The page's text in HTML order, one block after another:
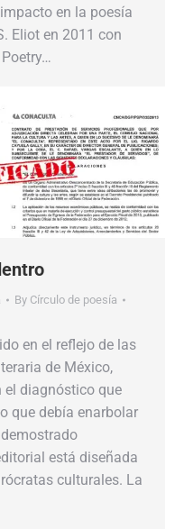
en la poesía
Eliot en 2011 con
By Círculo de poesía
en el reflejo de las
de México,
el diagnóstico que
que debía enarbolar
está diseñada
culturales. La